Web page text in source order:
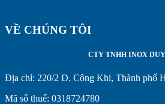
VỀ CHÚNG TÔI
CTY TNHH INOX
Địa chỉ: 220/2 D. Công Khi, Thành phố
Mã số thuế: 0318724780